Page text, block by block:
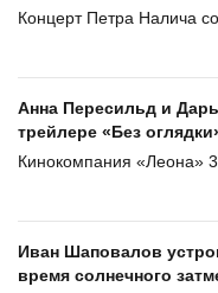
Концерт Петра Налича
Анна Пересильд и
трейлере «Без
Кинокомпания «Леона» 3
Иван Шаповалов
время солнечного